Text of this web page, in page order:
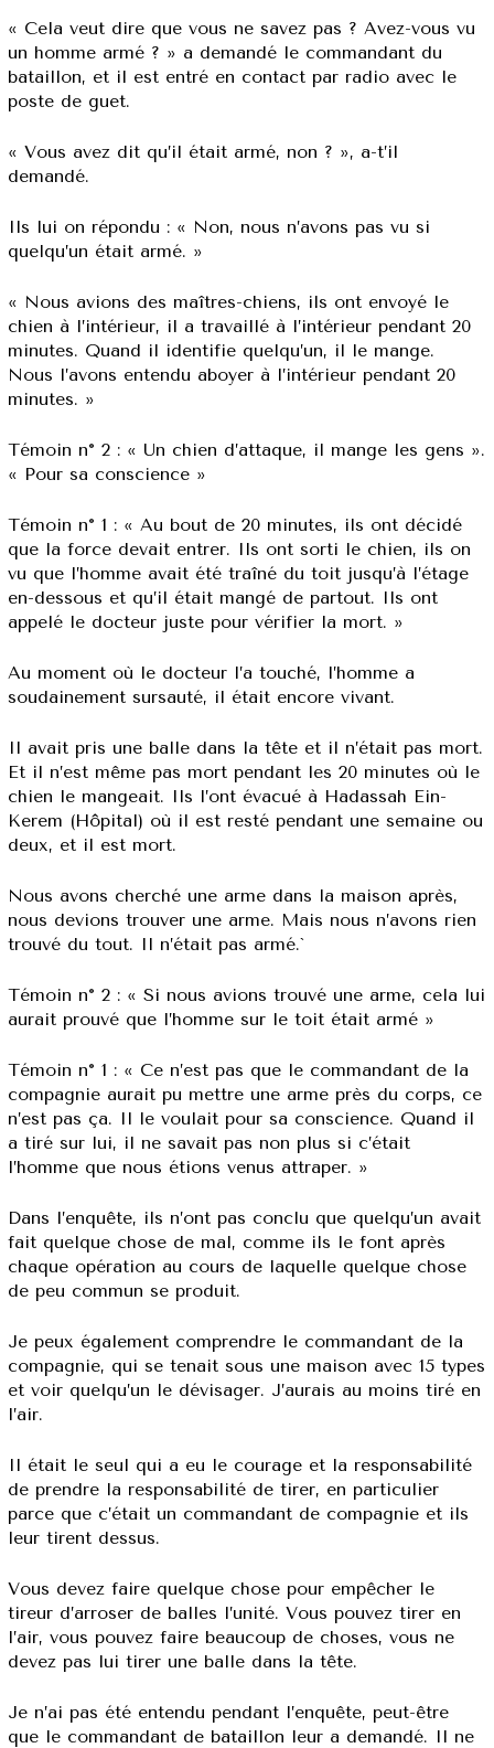
« Cela veut dire que vous ne savez pas ? Avez-vous vu
un homme armé ? » a demandé le commandant du
bataillon, et il est entré en contact par radio avec le
poste de guet.
« Vous avez dit qu’il était armé, non ? », a-t’il
demandé.
Ils lui on répondu : « Non, nous n’avons pas vu si
quelqu’un était armé. »
« Nous avions des maîtres-chiens, ils ont envoyé le
chien à l’intérieur, il a travaillé à l’intérieur pendant 20
minutes. Quand il identifie quelqu’un, il le mange.
Nous l’avons entendu aboyer à l’intérieur pendant 20
minutes. »
Témoin n° 2 : « Un chien d’attaque, il mange les gens ».
« Pour sa conscience »
Témoin n° 1 : « Au bout de 20 minutes, ils ont décidé
que la force devait entrer. Ils ont sorti le chien, ils on
vu que l’homme avait été traîné du toit jusqu’à l’étage
en-dessous et qu’il était mangé de partout. Ils ont
appelé le docteur juste pour vérifier la mort. »
Au moment où le docteur l’a touché, l’homme a
soudainement sursauté, il était encore vivant.
Il avait pris une balle dans la tête et il n’était pas mort.
Et il n’est même pas mort pendant les 20 minutes où le
chien le mangeait. Ils l’ont évacué à Hadassah Ein-
Kerem (Hôpital) où il est resté pendant une semaine ou
deux, et il est mort.
Nous avons cherché une arme dans la maison après,
nous devions trouver une arme. Mais nous n’avons rien
trouvé du tout. Il n’était pas armé.`
Témoin n° 2 : « Si nous avions trouvé une arme, cela lui
aurait prouvé que l’homme sur le toit était armé »
Témoin n° 1 : « Ce n’est pas que le commandant de la
compagnie aurait pu mettre une arme près du corps, ce
n’est pas ça. Il le voulait pour sa conscience. Quand il
a tiré sur lui, il ne savait pas non plus si c’était
l’homme que nous étions venus attraper. »
Dans l’enquête, ils n’ont pas conclu que quelqu’un avait
fait quelque chose de mal, comme ils le font après
chaque opération au cours de laquelle quelque chose
de peu commun se produit.
Je peux également comprendre le commandant de la
compagnie, qui se tenait sous une maison avec 15 types
et voir quelqu’un le dévisager. J’aurais au moins tiré en
l’air.
Il était le seul qui a eu le courage et la responsabilité
de prendre la responsabilité de tirer, en particulier
parce que c’était un commandant de compagnie et ils
leur tirent dessus.
Vous devez faire quelque chose pour empêcher le
tireur d’arroser de balles l’unité. Vous pouvez tirer en
l’air, vous pouvez faire beaucoup de choses, vous ne
devez pas lui tirer une balle dans la tête.
Je n’ai pas été entendu pendant l’enquête, peut-être
que le commandant de bataillon leur a demandé. Il ne